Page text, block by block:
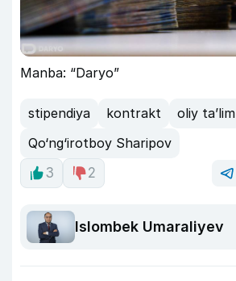
Manba: “Daryo”
stipendiya kontrakt oliy taʼlim
Qo‘ng‘irotboy Sharipov
3
2
Islombek Umaraliyev